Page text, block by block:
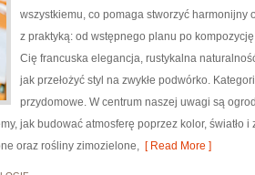
wszystkiemu, co pomaga stworzyć harmonijny
z praktyką: od wstępnego planu po
Cię francuska elegancja, rustykalna
jak przełożyć styl na zwykłe podwórko.
przydomowe. W centrum naszej uwagi są
jak budować atmosferę poprzez kolor, światło
oraz rośliny zimozielone, [ Read More ]